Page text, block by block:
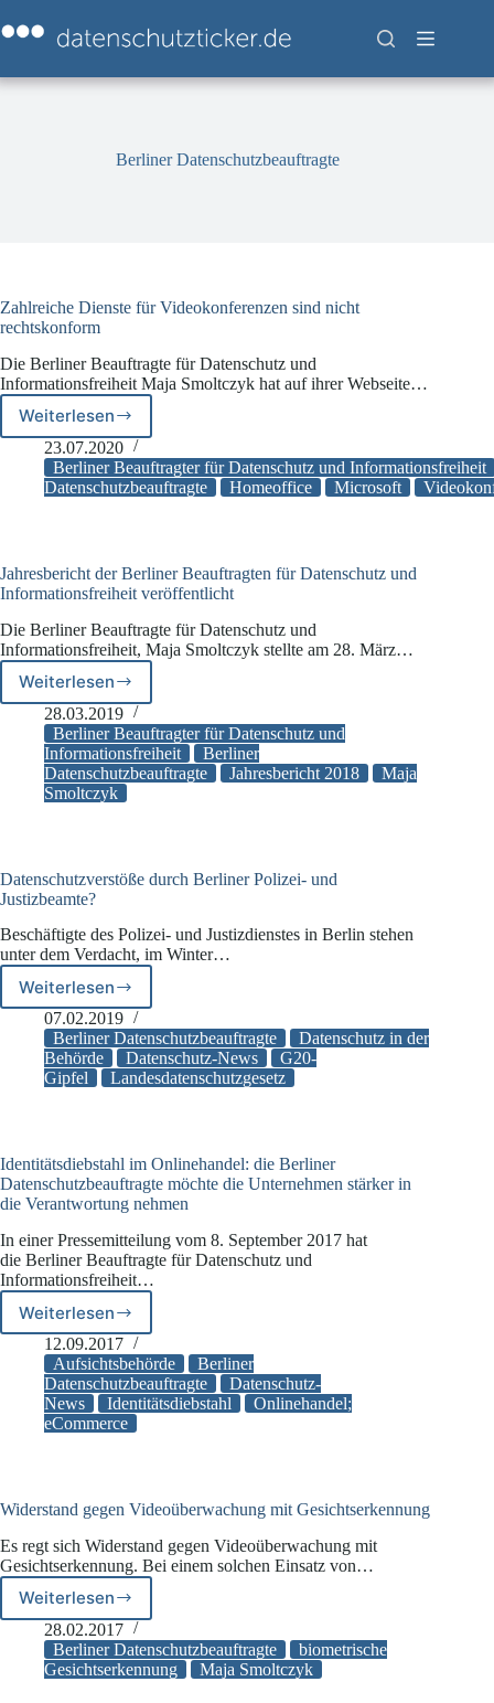
Inhalt
springen
Berliner Datenschutzbeauftragte
Zahlreiche Dienste für Videokonferenzen sind nicht
rechtskonform
Die Berliner Beauftragte für Datenschutz und
Informationsfreiheit Maja Smoltczyk hat auf ihrer Webseite…
WeiterlesenZahlreiche
Dienste
für
Videokonferenzen
23.07.2020
Berliner Beauftragter für Datenschutz und Informationsfreiheit
Datenschutzbeauftragte
Homeoffice Microsoft
Jahresbericht der Berliner Beauftragten für Datenschutz und
Informationsfreiheit veröffentlicht
Die Berliner Beauftragte für Datenschutz und
Informationsfreiheit, Maja Smoltczyk stellte am 28. März…
WeiterlesenJahresbericht
der
Berliner
Beauftragten
für
Datenschutz
28.03.2019
Berliner Beauftragter für Datenschutz und
Informationsfreiheit
Berliner
Datenschutzbeauftragte
Jahresbericht 2018
Maja
Smoltczyk
Datenschutzverstöße durch Berliner Polizei- und
Justizbeamte?
Beschäftigte des Polizei- und Justizdienstes in Berlin stehen
unter dem Verdacht, im Winter…
WeiterlesenDatenschutzverstöße
durch
Berliner
Polizei-
und
07.02.2019
Berliner Datenschutzbeauftragte
Datenschutz in der
Behörde
Datenschutz-News
G20-
Gipfel
Landesdatenschutzgesetz
Identitätsdiebstahl im Onlinehandel: die Berliner
Datenschutzbeauftragte möchte die Unternehmen stärker in
die Verantwortung nehmen
In einer Pressemitteilung vom 8. September 2017 hat
die Berliner Beauftragte für Datenschutz und
Informationsfreiheit…
WeiterlesenIdentitätsdiebstahl
im
Onlinehandel:
die
Berliner
Datenschutzbeauftragte
stärker
die
Verantwortung
nehmen
12.09.2017
Aufsichtsbehörde
Berliner
Datenschutzbeauftragte
Datenschutz-
News
Identitätsdiebstahl
Onlinehandel;
eCommerce
Widerstand gegen Videoüberwachung mit Gesichtserkennung
Es regt sich Widerstand gegen Videoüberwachung mit
Gesichtserkennung. Bei einem solchen Einsatz von…
WeiterlesenWiderstand
gegen
Videoüberwachung
mit
28.02.2017
Berliner Datenschutzbeauftragte
biometrische
Gesichtserkennung
Maja Smoltczyk